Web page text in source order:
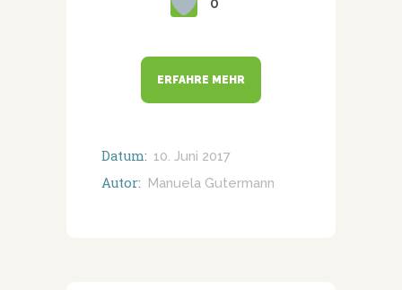
0
ERFAHRE MEHR
Datum: 10. Juni 2017
Autor: Manuela Gutermann